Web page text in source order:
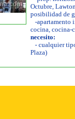
Octubre,
posibilidad de
-apartamento
cocina, cocina-
necesito:
- cualquier
Plaza)